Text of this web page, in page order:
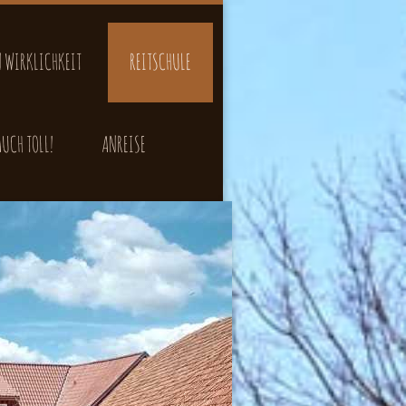
WIRKLICHKEIT REITSCHULE
TOLL! ANREISE